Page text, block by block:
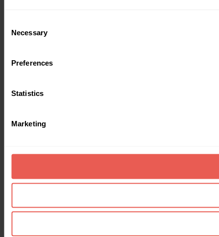
Selection
Necessary
Preferences
Statistics
Marketing